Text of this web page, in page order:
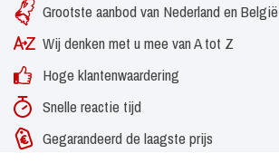
Grootste aanbod van Nederland en België
Wij denken met u mee van A tot Z
Hoge klantenwaardering
Snelle reactie tijd
Gegarandeerd de laagste prijs